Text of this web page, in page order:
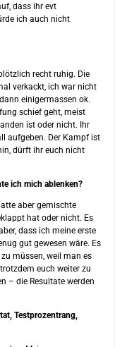
dass ihr evt
ich auch nicht
recht ruhig. Die
verkackt, ich war nicht
einigermassen ok.
schief geht, meist
ist oder nicht. Ihr
aufgeben. Der Kampf ist
dürft ihr euch nicht
ich mich ablenken?
aber gemischte
hat oder nicht. Es
dass ich meine erste
gut gewesen wäre. Es
müssen, weil man es
euch weiter zu
– die Resultate werden
Testprozentrang,